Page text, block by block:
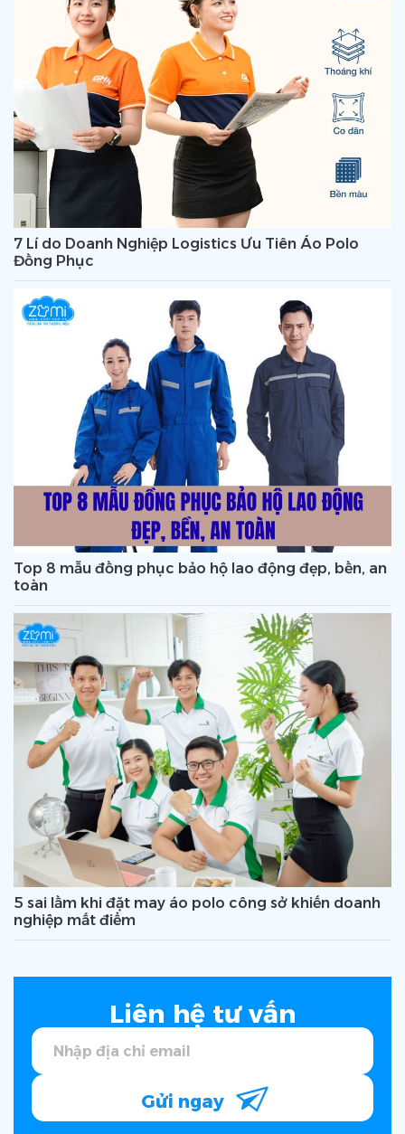
7 Lí do Doanh Nghiệp Logistics Ưu Tiên Áo Polo
Đồng Phục
Top 8 mẫu đồng phục bảo hộ lao động đẹp, bền, an
toàn
5 sai lầm khi đặt may áo polo công sở khiến doanh
nghiệp mất điểm
Liên hệ tư vấn
Gửi ngay